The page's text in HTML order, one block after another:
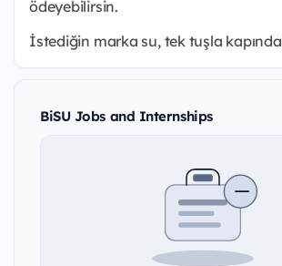
ödeyebilirsin.
İstediğin marka su, tek tuşla
BiSU Jobs and Internships